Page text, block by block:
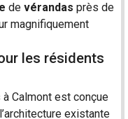
de vérandas près de
magnifiquement
les résidents
Calmont est conçue
existante